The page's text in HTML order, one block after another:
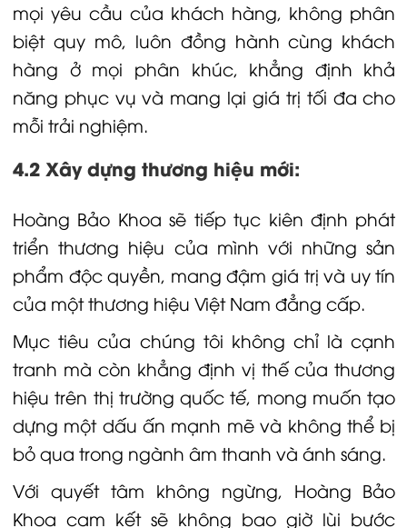
mọi yêu cầu của khách hàng, không phân
biệt quy mô, luôn đồng hành cùng khách
hàng ở mọi phân khúc, khẳng định khả
năng phục vụ và mang lại giá trị tối đa cho
mỗi trải nghiệm.
4.2 Xây dựng thương hiệu mới:
Hoàng Bảo Khoa sẽ tiếp tục kiên định phát
triển thương hiệu của mình với những sản
phẩm độc quyền, mang đậm giá trị và uy tín
của một thương hiệu Việt Nam đẳng cấp.
Mục tiêu của chúng tôi không chỉ là cạnh
tranh mà còn khẳng định vị thế của thương
hiệu trên thị trường quốc tế, mong muốn tạo
dựng một dấu ấn mạnh mẽ và không thể bị
bỏ qua trong ngành âm thanh và ánh sáng.
Với quyết tâm không ngừng, Hoàng Bảo
Khoa cam kết sẽ không bao giờ lùi bước